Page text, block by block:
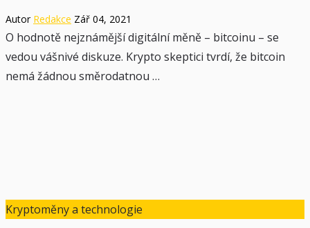
Autor Redakce Zář 04, 2021
O hodnotě nejznámější digitální měně – bitcoinu – se
vedou vášnivé diskuze. Krypto skeptici tvrdí, že bitcoin
nemá žádnou směrodatnou …
Kryptoměny a technologie